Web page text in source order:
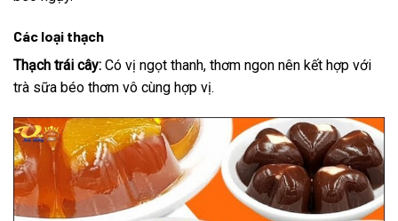
Các loại thạch
Thạch trái cây: Có vị ngọt thanh, thơm ngon nên kết hợp với
trà sữa béo thơm vô cùng hợp vị.